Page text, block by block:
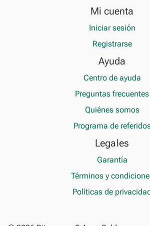
Mi cuenta
Iniciar sesión
Registrarse
Ayuda
Centro de ayuda
Preguntas frecuentes
Quiénes somos
Programa de
Legales
Garantía
Términos y
Políticas de